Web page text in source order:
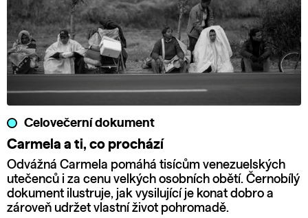
Celovečerní dokument
Carmela a ti, co prochází
Odvážná Carmela pomáhá tisícům venezuelských
utečenců i za cenu velkých osobních obětí. Černobílý
dokument ilustruje, jak vysilující je konat dobro a
zároveň udržet vlastní život pohromadě.